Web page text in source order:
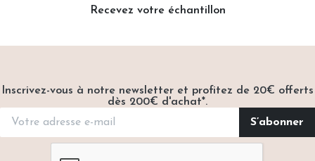
Recevez votre échantillon
Inscrivez-vous à notre newsletter et profitez de 20€ offerts
dès 200€ d'achat*.